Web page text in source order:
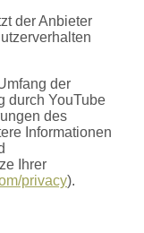
der Anbieter
der
durch YouTube
des
Informationen
Ihrer
privacy).